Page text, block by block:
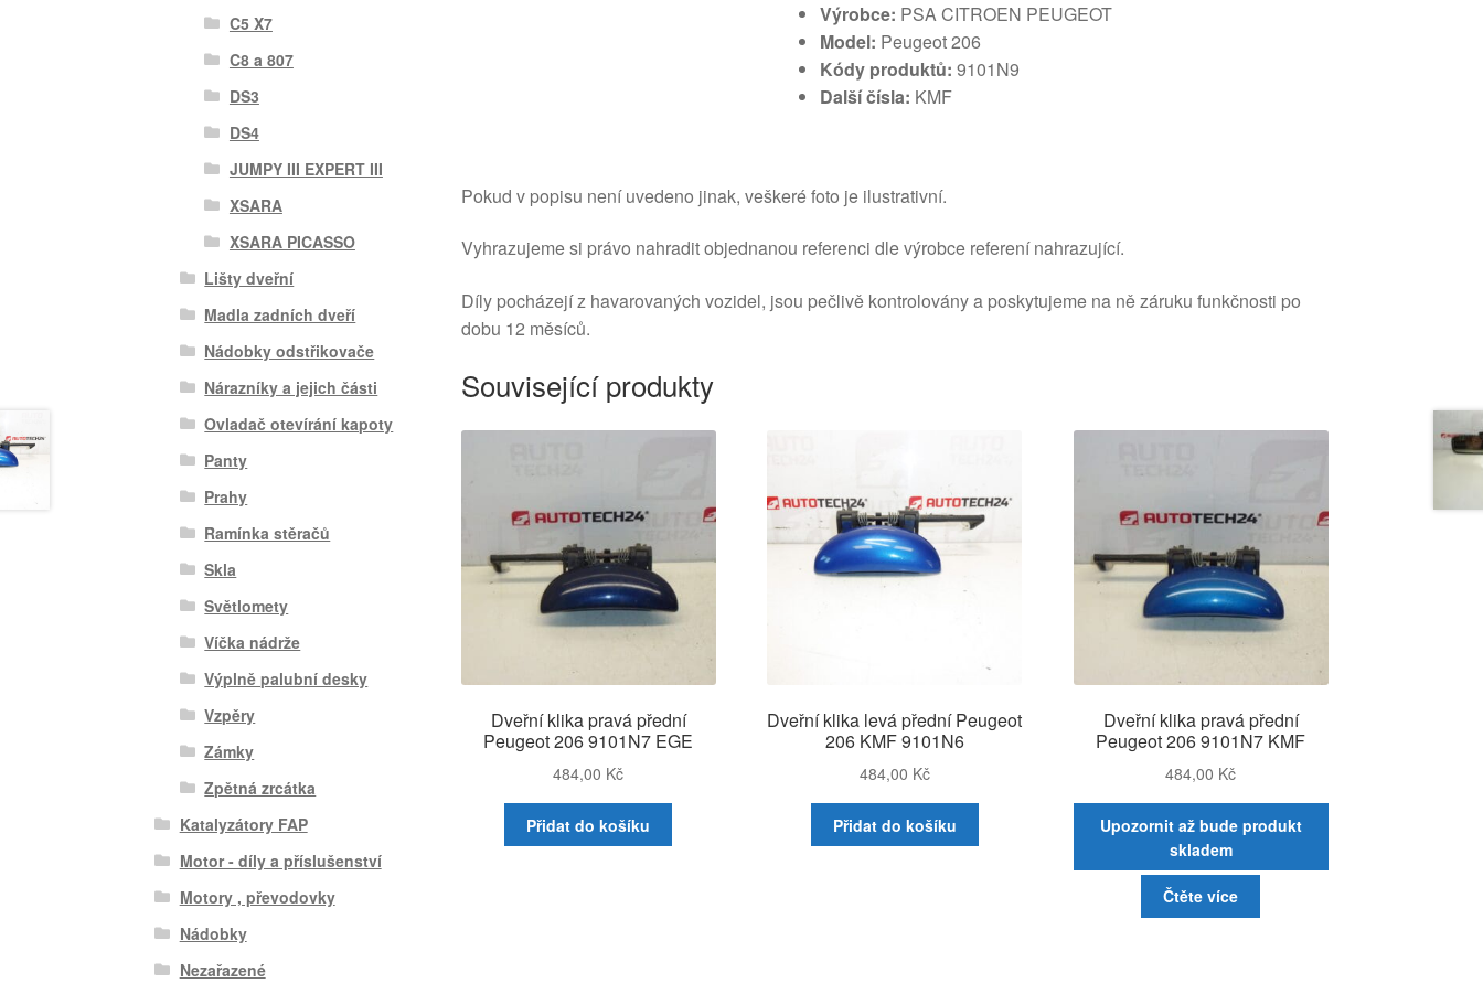
Výrobce: PSA CITROEN PEUGEOT
Model: Peugeot 206
Kódy produktů: 9101N9
Další čísla: KMF
Pokud v popisu není uvedeno jinak, veškeré foto je ilustrativní.
Vyhrazujeme si právo nahradit objednanou referenci dle výrobce referení nahrazující.
Díly pocházejí z havarovaných vozidel, jsou pečlivě kontrolovány a poskytujeme na ně záruku funkčnosti po
dobu 12 měsíců.
Související produkty
Dveřní klika pravá přední
Peugeot 206 9101N7 EGE
484,00 Kč
Přidat do košíku
Dveřní klika levá přední Peugeot
206 KMF 9101N6
484,00 Kč
Přidat do košíku
Dveřní klika pravá přední
Peugeot 206 9101N7 KMF
484,00 Kč
Upozornit až bude produkt
skladem
Čtěte více
C5 X7
C8 a 807
DS3
DS4
JUMPY III EXPERT III
XSARA
XSARA PICASSO
Lišty dveřní
Madla zadních dveří
Nádobky odstřikovače
Nárazníky a jejich části
Ovladač otevírání kapoty
Panty
Prahy
Ramínka stěračů
Skla
Světlomety
Víčka nádrže
Výplně palubní desky
Vzpěry
Zámky
Zpětná zrcátka
Katalyzátory FAP
Motor - díly a příslušenství
Motory , převodovky
Nádobky
Nezařazené